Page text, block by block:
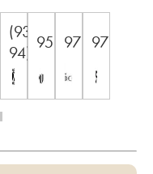
(93-
94) 95 97 97